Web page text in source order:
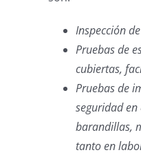
Inspección
Pruebas de
cubiertas,
Pruebas de
seguridad
barandillas,
tanto en